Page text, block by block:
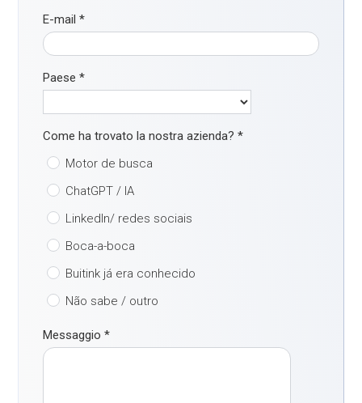
E-mail*
Paese*
Come ha trovato la nostra azienda?*
Motor de busca
ChatGPT / IA
LinkedIn/ redes sociais
Boca-a-boca
Buitink já era conhecido
Não sabe / outro
Messaggio*